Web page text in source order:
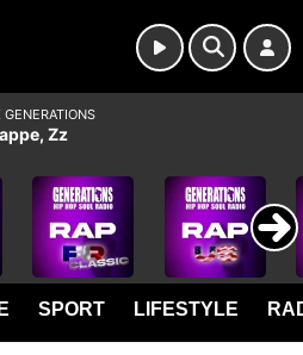
SPORT LIFESTYLE
Zz